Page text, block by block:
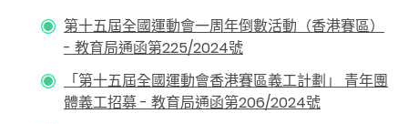
第十五屆全國運動會一周年倒數活動（香港賽區）
- 教育局通函第225/2024號
「第十五屆全國運動會香港賽區義工計劃」 青年團
體義工招募 - 教育局通函第206/2024號